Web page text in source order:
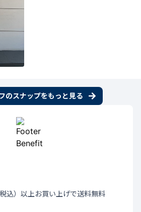
のスナップをもっと見る
込）以上お買い上げで送料無料